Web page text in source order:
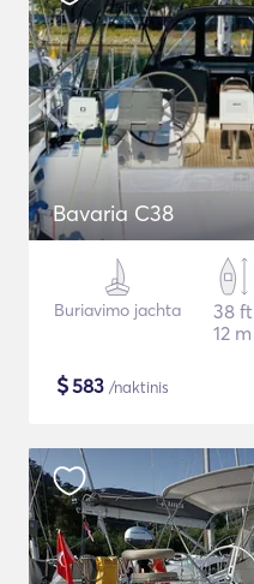
Bavaria C38
Buriavimo jachta
38 ft
12 m
$583 /naktinis